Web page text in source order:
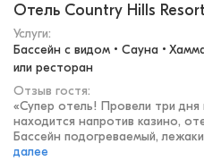
Отель Country Hills Resort
Услуги:
Бассейн с видом • Сауна •
или ресторан
Отзыв гостя:
«Супер отель! Провели три
находится напротив казино,
Бассейн подогреваемый,
далее